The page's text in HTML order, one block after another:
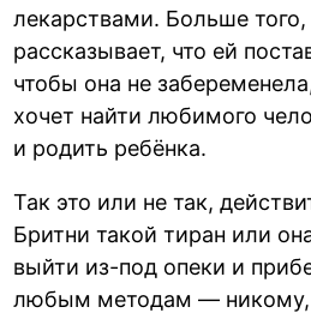
лекарствами. Больше
рассказывает, что ей
чтобы она не
хочет найти любимого
и родить ребёнка.
Так это или не так,
Бритни такой тиран или
выйти из-под опеки и
любым методам — никому,